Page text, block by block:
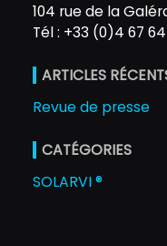
104 rue de la
Tél : +33 (0)4 67
ARTICLES
Revue de presse
CATÉGORIES
SOLARVI ®